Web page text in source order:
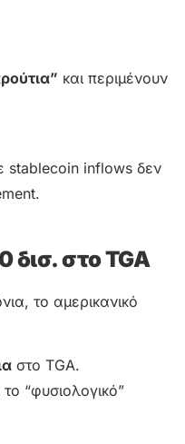
και περιμένουν
stablecoin inflows δεν
στο TGA
το αμερικανικό
στο TGA.
“φυσιολογικό”